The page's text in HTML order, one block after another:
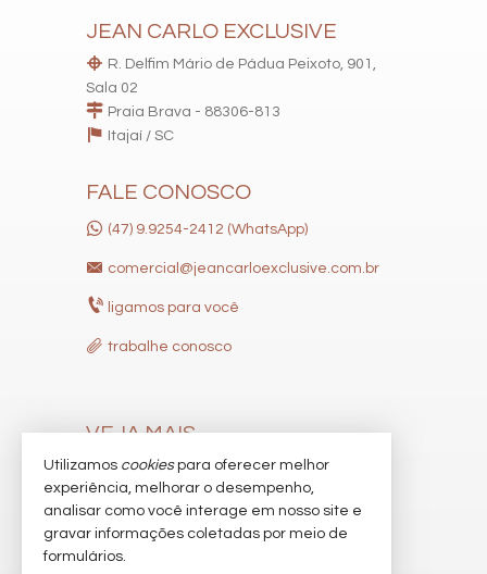
JEAN CARLO EXCLUSIVE
R. Delfim Mário de Pádua Peixoto, 901,
Sala 02
Praia Brava - 88306-813
Itajaí / SC
FALE CONOSCO
(47) 9.9254-2412 (WhatsApp)
comercial@jeancarloexclusive.com.br
ligamos para você
trabalhe conosco
VEJA MAIS
receba nosso newsletter
indicadores financeiros
Utilizamos cookiespara oferecer melhor
experiência, melhorar o desempenho,
analisar como você interage em nosso site e
gravar informações coletadas por meio de
formulários.